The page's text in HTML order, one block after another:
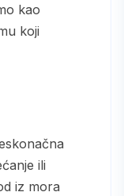
kao
koji
ili
iz mora